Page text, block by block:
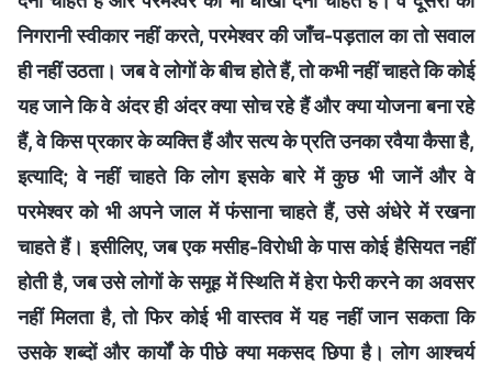
निगरानी स्वीकार नहीं करते, परमेश्वर की जाँच-पड़ताल का तो सवाल
ही नहीं उठता। जब वे लोगों के बीच होते हैं, तो कभी नहीं चाहते कि कोई
यह जाने कि वे अंदर ही अंदर क्या सोच रहे हैं और क्या योजना बना रहे
हैं, वे किस प्रकार के व्यक्ति हैं और सत्य के प्रति उनका रवैया कैसा है,
इत्यादि; वे नहीं चाहते कि लोग इसके बारे में कुछ भी जानें और वे
परमेश्वर को भी अपने जाल में फंसाना चाहते हैं, उसे अंधेरे में रखना
चाहते हैं। इसीलिए, जब एक मसीह-विरोधी के पास कोई हैसियत नहीं
होती है, जब उसे लोगों के समूह में स्थिति में हेरा फेरी करने का अवसर
नहीं मिलता है, तो फिर कोई भी वास्तव में यह नहीं जान सकता कि
उसके शब्दों और कार्यों के पीछे क्या मकसद छिपा है। लोग आश्चर्य